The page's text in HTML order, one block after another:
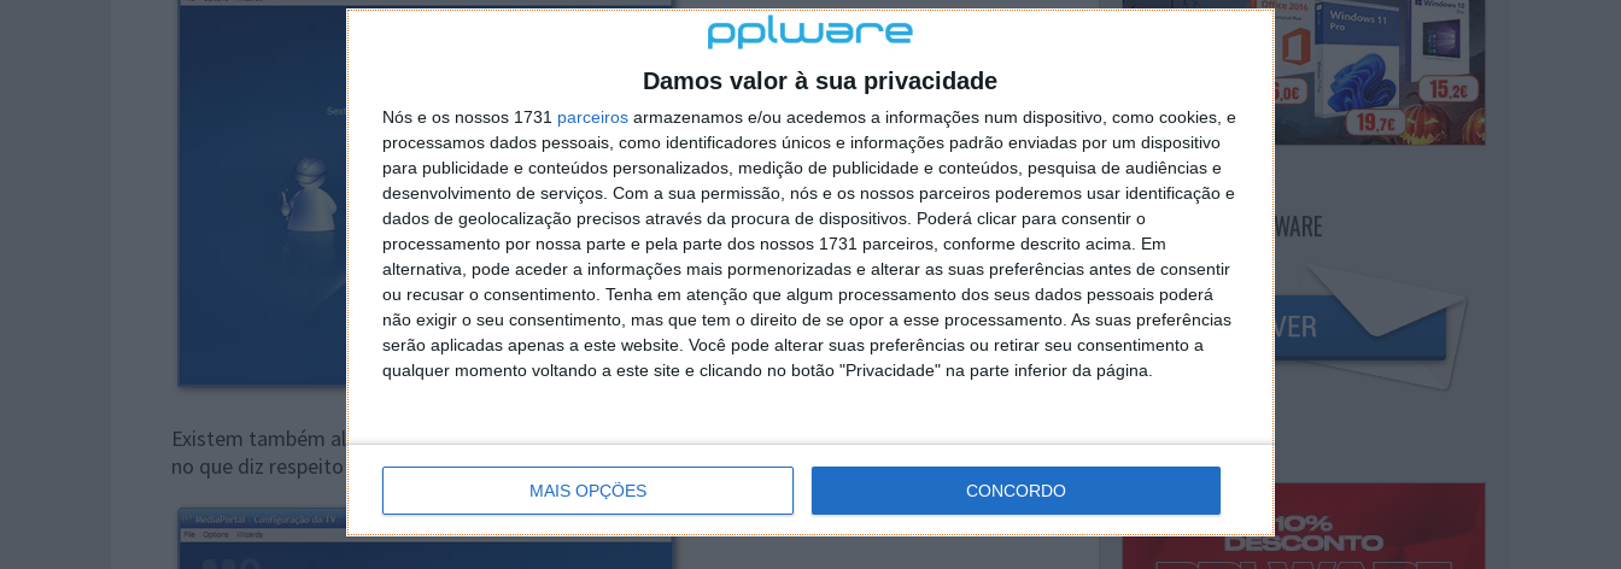
Damos valor à sua privacidade
Nós e os nossos 1731 parceiros armazenamos e/ou acedemos a informações num dispositivo, como cookies, e
processamos dados pessoais, como identificadores únicos e informações padrão enviadas por um dispositivo
para publicidade e conteúdos personalizados, medição de publicidade e conteúdos, pesquisa de audiências e
desenvolvimento de serviços. Com a sua permissão, nós e os nossos parceiros poderemos usar identificação e
dados de geolocalização precisos através da procura de dispositivos. Poderá clicar para consentir o
processamento por nossa parte e pela parte dos nossos 1731 parceiros, conforme descrito acima. Em
alternativa, pode aceder a informações mais pormenorizadas e alterar as suas preferências antes de consentir
ou recusar o consentimento. Tenha em atenção que algum processamento dos seus dados pessoais poderá
não exigir o seu consentimento, mas que tem o direito de se opor a esse processamento. As suas preferências
serão aplicadas apenas a este website. Você pode alterar suas preferências ou retirar seu consentimento a
qualquer momento voltando a este site e clicando no botão "Privacidade" na parte inferior da página.
MAIS OPÇÕES CONCORDO
Existem também algumas opções de configuração dentro da aplicação principal, principalmente
no que diz respeito ao ecrã em si, codecs a utilizar, etc.
NEWSLETTER PPLWARE